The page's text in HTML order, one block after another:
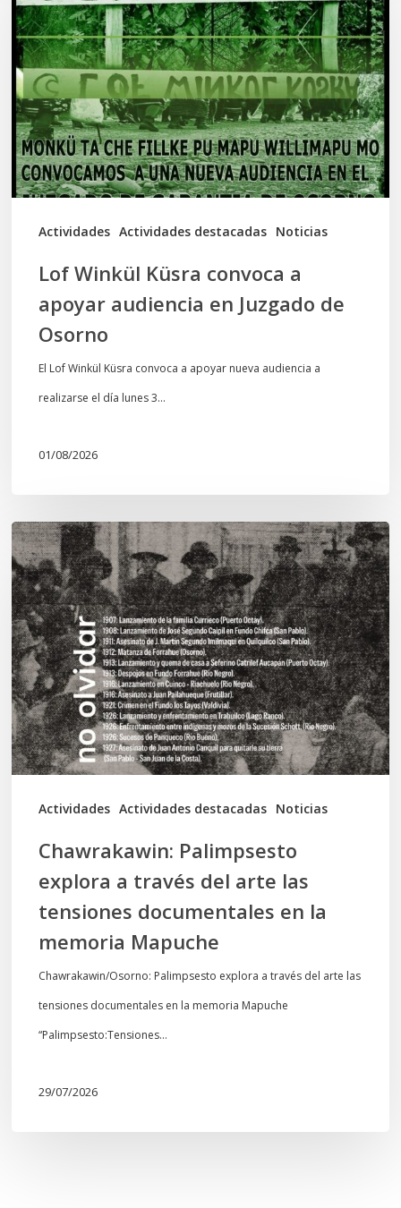
Actividades Actividades destacadas Noticias
Küsra
convoca
a
apoyar
audiencia
en
Juzgado
Lof Winkül Küsra convoca a
apoyar audiencia en Juzgado de
Osorno
El Lof Winkül Küsra convoca a apoyar nueva audiencia a
realizarse el día lunes 3…
01/08/2026
Actividades Actividades destacadas Noticias
Chawrakawin:
Palimpsesto
explora
a
través
del
arte
las
tensiones
documentales
memoria
Mapuche
Chawrakawin: Palimpsesto
explora a través del arte las
tensiones documentales en la
memoria Mapuche
Chawrakawin/Osorno: Palimpsesto explora a través del arte las
tensiones documentales en la memoria Mapuche
“Palimpsesto:Tensiones…
29/07/2026